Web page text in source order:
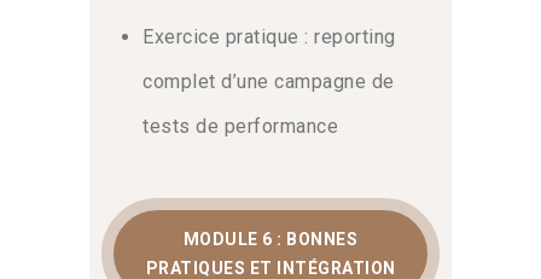
Exercice pratique : reporting
complet d’une campagne de
tests de performance
MODULE 6 : BONNES
PRATIQUES ET INTÉGRATION